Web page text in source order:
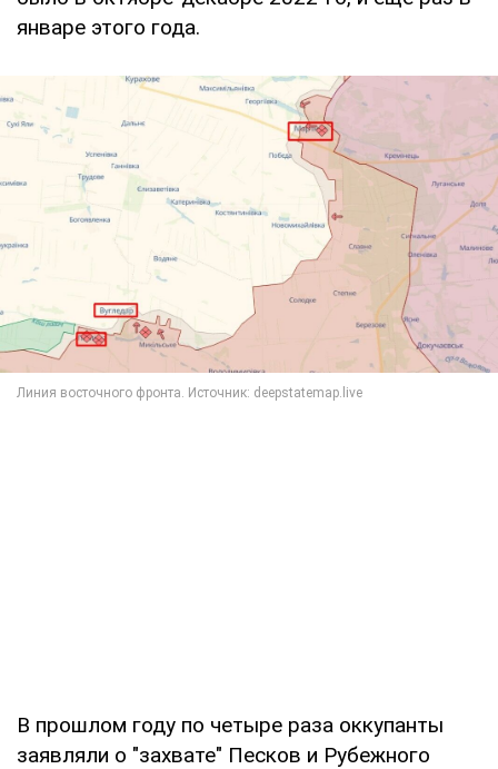
январе этого года.
В прошлом году по четыре раза оккупанты
заявляли о "захвате" Песков и Рубежного